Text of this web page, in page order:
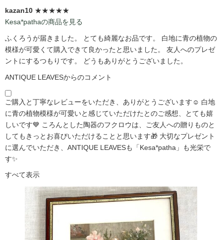
kazan10 ★★★★★
Kesa*pathaの商品を見る
ふくろうが届きました。 とても綺麗なお品です。 白地に青の植物の
模様が可愛くて購入できて良かったと思いました。 友人へのプレゼ
ントにするつもりです。 どうもありがとうございました。
ANTIQUE LEAVESからのコメント
ご購入と丁寧なレビューをいただき、ありがとうございます☺️ 白地
に青の植物模様が可愛いと感じていただけたとのご感想、とても嬉
しいです💙 ころんとした陶器のフクロウは、ご友人への贈りものと
してもきっとお喜びいただけることと思います🎁 大切なプレゼント
に選んでいただき、ANTIQUE LEAVESも「Kesa*patha」も光栄で
す✨
すべて表示